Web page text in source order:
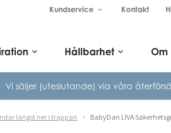
Kundservice keyboard_arrow_down Kontakt
keyboard_arrow_down Hållbarhet keyboard_arrow_down Om
Vi säljer (uteslutande) via våra
längst ner i trappan BabyDan LIVA